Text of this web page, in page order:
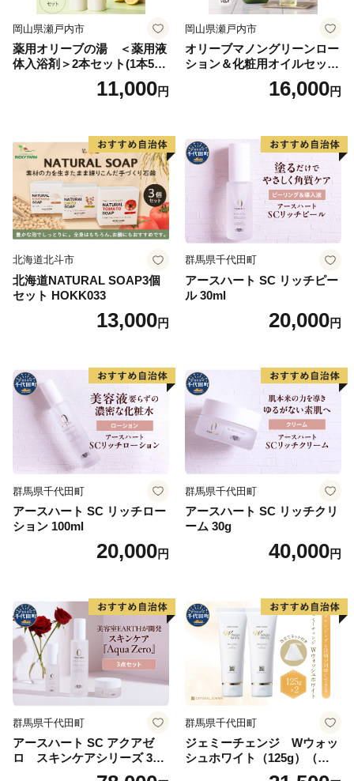
岡山県瀬戸内市
薬用オリーブの湯 ＜薬用液
体入浴剤＞2本セット(1本500
11,000円
岡山県瀬戸内市
オリーブマノングリーンロー
ション＆化粧用オイルセット
美容グッズ スキンケア 化粧
16,000円
北海道北斗市
北海道NATURAL SOAP3個
セット HOKK033
13,000円
群馬県千代田町
アースハート SC リッチピー
ル 30ml
20,000円
群馬県千代田町
アースハート SC リッチロー
ション 100ml
20,000円
群馬県千代田町
アースハート SC リッチクリ
ーム 30g
40,000円
群馬県千代田町
アースハート SC アクアゼ
ロ スキンケアシリーズ 3点
群馬県千代田町
ジェミーチェンジ Wウォッ
シュホワイト（125g）（泡立
てネット付）×2本 群馬県 千